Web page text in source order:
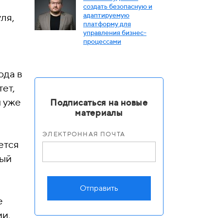
в
уже
создать безопасную и
адаптируемую
платформу для
управления бизнес-
процессами
Подписаться на новые
материалы
ЭЛЕКТРОННАЯ ПОЧТА
Отправить